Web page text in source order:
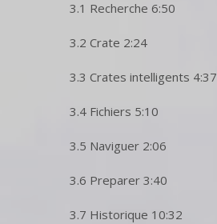
3.1 Recherche 6:50
3.2 Crate 2:24
3.3 Crates intelligents 4:37
3.4 Fichiers 5:10
3.5 Naviguer 2:06
3.6 Preparer 3:40
3.7 Historique 10:32